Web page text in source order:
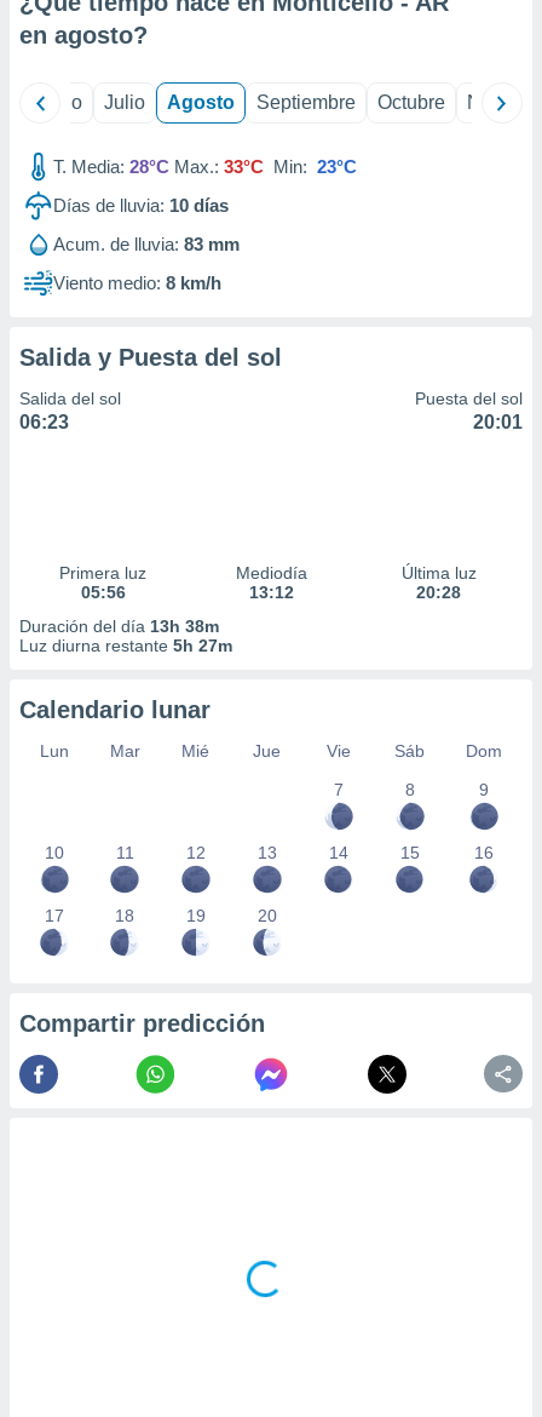
e
publicidad
publicidad
de
en agosto?
Junio Julio Agosto Septiembre Octubre
T. Media: 28°C Max.: 33°C Min: 23°C
Días de lluvia: 10 días
Acum. de lluvia: 83 mm
Viento medio: 8 km/h
Salida y Puesta del sol
Salida del sol
06:23
Puesta del sol
20:01
Primera luz
05:56
Mediodía
13:12
Última luz
20:28
Duración del día 13h 38m
Luz diurna restante 5h 27m
Calendario lunar
Lun Mar Mié Jue Vie Sáb
Dom
7
8 9
10 11 12 13 14 15 16
17 18 19 20
Compartir predicción